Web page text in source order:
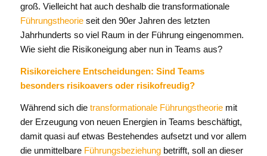
groß. Vielleicht hat auch deshalb die transformationale
Führungstheorieseit den 90er Jahren des letzten
Jahrhunderts so viel Raum in der Führung eingenommen.
Wie sieht die Risikoneigung aber nun in Teams aus?
Risikoreichere Entscheidungen: Sind Teams
besonders risikoavers oder risikofreudig?
Während sich die transformationale Führungstheoriemit
der Erzeugung von neuen Energien in Teams beschäftigt,
damit quasi auf etwas Bestehendes aufsetzt und vor allem
die unmittelbare Führungsbeziehungbetrifft, soll an dieser